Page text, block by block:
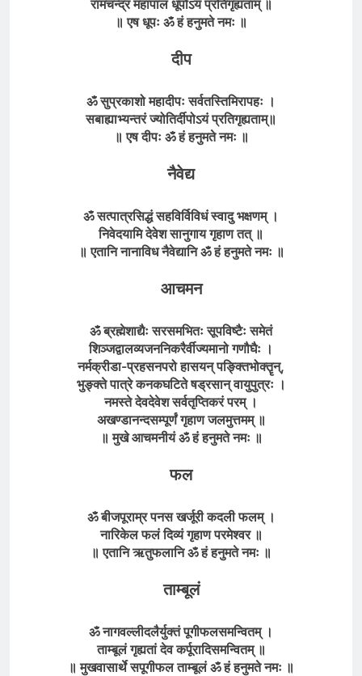
रामचन्द्र महापाल धूपोऽयं प्रतिगृह्यताम् ॥
॥ एष धूपः ॐहं हनुमतेनमः ॥
दीप
ॐ सुप्रकाशो महादीपः सर्वतस्तिमिरापहः ।
सबाह्याभ्यन्तरं ज्योतिर्दीपोऽयं प्रतिगृह्यताम्॥
॥ एष दीपः ॐ हं हनुमते नमः ॥
नैवेद्य
ॐ सत्पात्रसिद्धं सहविर्विविधं स्वादु भक्षणम् ।
निवेदयामि देवेश सानुगाय गृहाण तत् ॥
॥ एतानि नानाविध नैवेद्यानि ॐ हं हनुमते नमः ॥
आचमन
ॐ ब्रह्मेशाद्यैः सरसमभितः सूपविष्टैः समेतं
शिञ्जद्वालव्यजननिकरैर्वीज्यमानो गणौघैः ।
नर्मक्रीडा-प्रहसनपरो हासयन् पङ्क्तिभोक्तॄन्,
भुङ्क्ते पात्रे कनकघटिते षड्रसान् वायुपुत्रः ।
नमस्ते देवदेवेश सर्वतृप्तिकरं परम् ।
अखण्डानन्दसम्पूर्णं गृहाण जलमुत्तमम् ॥
॥ मुखे आचमनीयं ॐ हं हनुमते नमः ॥
फल
ॐ बीजपूराम्र पनस खर्जूरी कदली फलम् ।
नारिकेल फलं दिव्यं गृहाण परमेश्वर ॥
॥ एतानि ऋतुफलानि ॐहं हनुमतेनमः ॥
ताम्बूलं
ॐ नागवल्लीदलैर्युक्तं पूगीफलसमन्वितम् ।
ताम्बूलं गृह्यतां देव कर्पूरादिसमन्वितम् ॥
॥ मुखवासार्थे सपूगीफल ताम्बूलंॐहं हनुमतेनमः ॥